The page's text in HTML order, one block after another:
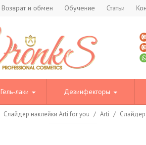
Возврат и обмен Обучение Статьи
Гель-лаки Дезинфекторы
Слайдер наклейки Arti for you / Arti /